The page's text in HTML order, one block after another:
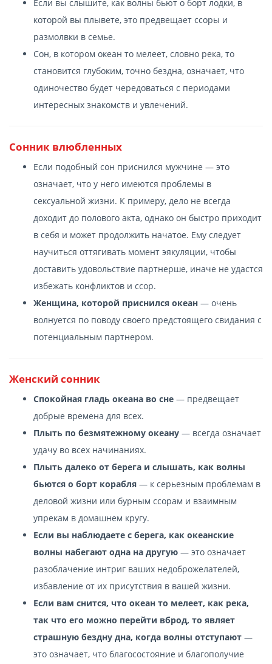
Если вы слышите, как волны бьют о борт лодки, в
которой вы плывете, это предвещает ссоры и
размолвки в семье.
Сон, в котором океан то мелеет, словно река, то
становится глубоким, точно бездна, означает, что
одиночество будет чередоваться с периодами
интересных знакомств и увлечений.
Сонник влюбленных
Если подобный сон приснился мужчине — это
означает, что у него имеются проблемы в
сексуальной жизни. К примеру, дело не всегда
доходит до полового акта, однако он быстро приходит
в себя и может продолжить начатое. Ему следует
научиться оттягивать момент эякуляции, чтобы
доставить удовольствие партнерше, иначе не удастся
избежать конфликтов и ссор.
Женщина, которой приснился океан — очень
волнуется по поводу своего предстоящего свидания с
потенциальным партнером.
Женский сонник
Спокойная гладь океана во сне — предвещает
добрые времена для всех.
Плыть по безмятежному океану — всегда означает
удачу во всех начинаниях.
Плыть далеко от берега и слышать, как волны
бьются о борт корабля — к серьезным проблемам в
деловой жизни или бурным ссорам и взаимным
упрекам в домашнем кругу.
Если вы наблюдаете с берега, как океанские
волны набегают одна на другую — это означает
разоблачение интриг ваших недоброжелателей,
избавление от их присутствия в вашей жизни.
Если вам снится, что океан то мелеет, как река,
так что его можно перейти вброд, то являет
страшную бездну дна, когда волны отступают —
это означает, что благосостояние и благополучие